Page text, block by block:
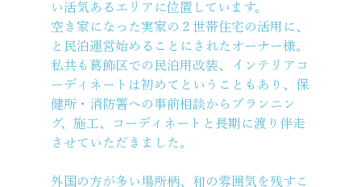
い活気あるエリアに位置しています。
空き家になった実家の２世帯住宅の活用に、
と民泊運営始めることにされたオーナー様。
私共も葛飾区での民泊用改装、インテリアコ
ーディネートは初めてということもあり、保
健所・消防署への事前相談からプランニン
グ、施工、コーディネートと長期に渡り伴走
させていただきました。
外国の方が多い場所柄、和の雰囲気を残すこ